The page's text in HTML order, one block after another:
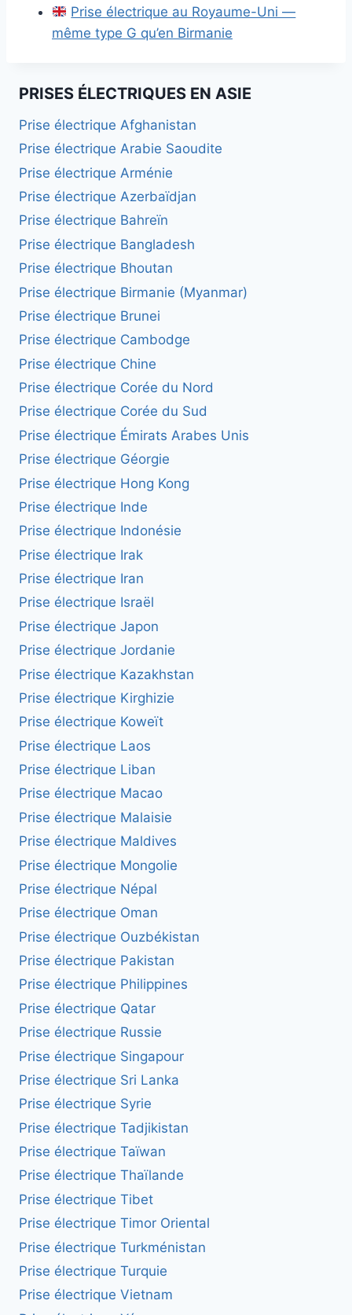
Prise électrique au Royaume-Uni —
même type G qu’en Birmanie
PRISES ÉLECTRIQUES EN ASIE
Prise électrique Afghanistan
Prise électrique Arabie Saoudite
Prise électrique Arménie
Prise électrique Azerbaïdjan
Prise électrique Bahreïn
Prise électrique Bangladesh
Prise électrique Bhoutan
Prise électrique Birmanie (Myanmar)
Prise électrique Brunei
Prise électrique Cambodge
Prise électrique Chine
Prise électrique Corée du Nord
Prise électrique Corée du Sud
Prise électrique Émirats Arabes Unis
Prise électrique Géorgie
Prise électrique Hong Kong
Prise électrique Inde
Prise électrique Indonésie
Prise électrique Irak
Prise électrique Iran
Prise électrique Israël
Prise électrique Japon
Prise électrique Jordanie
Prise électrique Kazakhstan
Prise électrique Kirghizie
Prise électrique Koweït
Prise électrique Laos
Prise électrique Liban
Prise électrique Macao
Prise électrique Malaisie
Prise électrique Maldives
Prise électrique Mongolie
Prise électrique Népal
Prise électrique Oman
Prise électrique Ouzbékistan
Prise électrique Pakistan
Prise électrique Philippines
Prise électrique Qatar
Prise électrique Russie
Prise électrique Singapour
Prise électrique Sri Lanka
Prise électrique Syrie
Prise électrique Tadjikistan
Prise électrique Taïwan
Prise électrique Thaïlande
Prise électrique Tibet
Prise électrique Timor Oriental
Prise électrique Turkménistan
Prise électrique Turquie
Prise électrique Vietnam